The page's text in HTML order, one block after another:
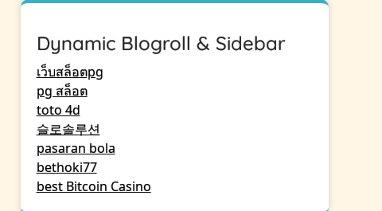
Dynamic Blogroll & Sidebar
เว็บสล็อตpg
pg สล็อต
toto 4d
슬로솔루션
pasaran bola
bethoki77
best Bitcoin Casino